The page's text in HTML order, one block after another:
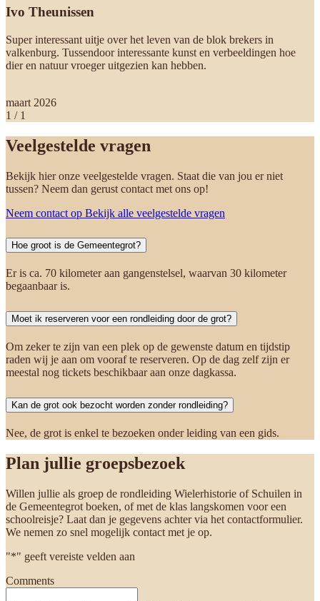
Ivo Theunissen
Super interessant uitje over het leven van de blok brekers in
valkenburg. Tussendoor interessante kunst en verbeeldingen hoe
dier en natuur vroeger uitgezien kan hebben.
maart 2026
1 / 1
Veelgestelde vragen
Bekijk hier onze veelgestelde vragen. Staat die van jou er niet
tussen? Neem dan gerust contact met ons op!
Neem contact op Bekijk alle veelgestelde vragen
Hoe groot is de Gemeentegrot?
Er is ca. 70 kilometer aan gangenstelsel, waarvan 30 kilometer
begaanbaar is.
Moet ik reserveren voor een rondleiding door de grot?
Om zeker te zijn van een plek op de gewenste datum en tijdstip
raden wij je aan om vooraf te reserveren. Op de dag zelf zijn er
meestal nog tickets beschikbaar aan onze dagkassa.
Kan de grot ook bezocht worden zonder rondleiding?
Nee, de grot is enkel te bezoeken onder leiding van een gids.
Plan jullie groepsbezoek
Willen jullie als groep de rondleiding Wielerhistorie of Schuilen in
de Gemeentegrot boeken, of met de klas langskomen voor een
schoolreisje? Laat dan je gegevens achter via het contactformulier.
We nemen zo snel mogelijk contact met je op.
"*" geeft vereiste velden aan
Comments